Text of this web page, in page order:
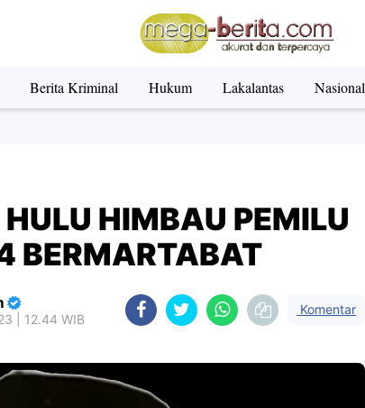
Berita Kriminal Hukum Lakalantas Nasional
HIMBAU PEMILU
BERMARTABAT
| 12.44 WIB
Komentar